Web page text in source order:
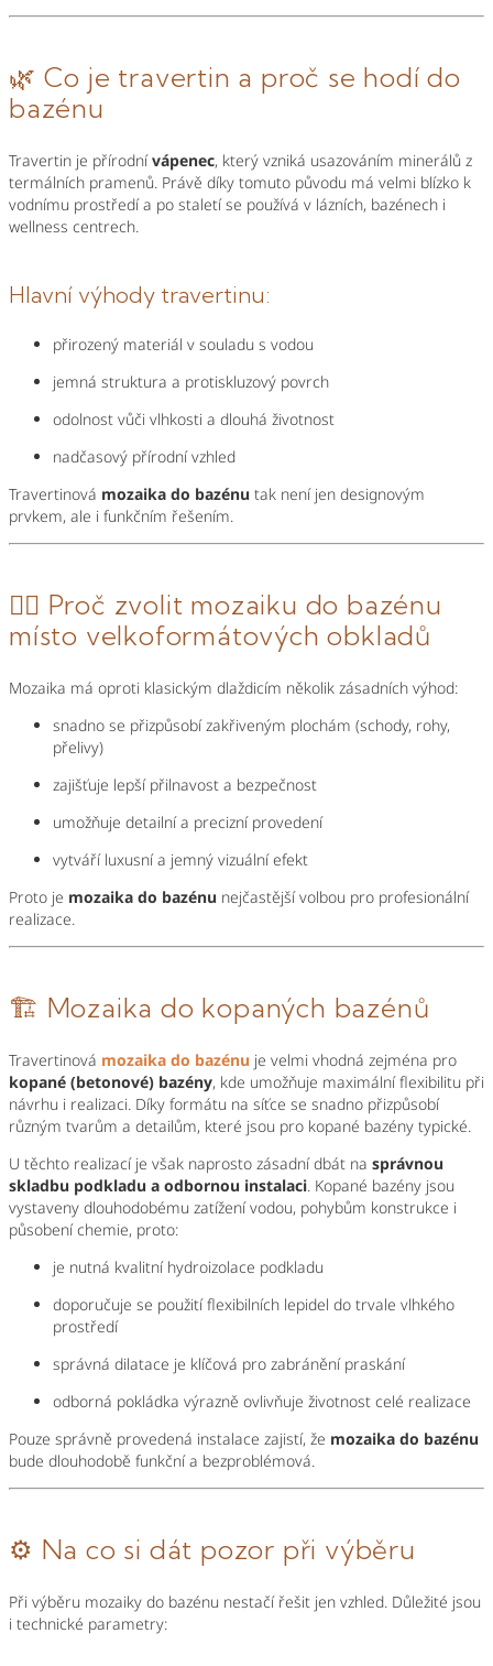
🌿 Co je travertin a proč se hodí do
bazénu
Travertin je přírodnívápenec, který vzniká usazováním minerálů z
termálních pramenů. Právě díky tomuto původu má velmi blízko k
vodnímu prostředí a po staletí se používá v lázních, bazénech i
wellness centrech.
Hlavní výhody travertinu:
přirozený materiál v souladu s vodou
jemná struktura a protiskluzový povrch
odolnost vůči vlhkosti a dlouhá životnost
nadčasový přírodní vzhled
Travertinová mozaika do bazénu tak není jen designovým
prvkem, ale i funkčním řešením.
🏊‍♀️ Proč zvolit mozaiku do bazénu
místo velkoformátových obkladů
Mozaika má oproti klasickým dlaždicím několik zásadních výhod:
snadno se přizpůsobí zakřiveným plochám (schody, rohy,
přelivy)
zajišťuje lepší přilnavost a bezpečnost
umožňuje detailní a precizní provedení
vytváří luxusní a jemný vizuální efekt
Proto je mozaika do bazénu nejčastější volbou pro profesionální
realizace.
🏗️ Mozaika do kopaných bazénů
Travertinová mozaika do bazénu je velmi vhodná zejména pro
kopané (betonové) bazény, kde umožňuje maximální flexibilitu při
návrhu i realizaci. Díky formátu na síťce se snadno přizpůsobí
různým tvarům a detailům, které jsou pro kopané bazény typické.
U těchto realizací je však naprosto zásadní dbát na správnou
skladbu podkladu a odbornou instalaci. Kopané bazény jsou
vystaveny dlouhodobému zatížení vodou, pohybům konstrukce i
působení chemie, proto:
je nutná kvalitní hydroizolace podkladu
doporučuje se použití flexibilních lepidel do trvale vlhkého
prostředí
správná dilatace je klíčová pro zabránění praskání
odborná pokládka výrazně ovlivňuje životnost celé realizace
Pouze správně provedená instalace zajistí, že mozaika do bazénu
bude dlouhodobě funkční a bezproblémová.
⚙️ Na co si dát pozor při výběru
Při výběru mozaiky do bazénu nestačí řešit jen vzhled. Důležité jsou
i technické parametry: